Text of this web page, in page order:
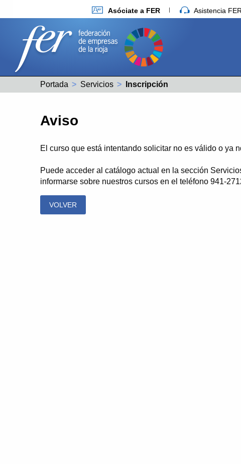
Asóciate a FER Asistencia
Portada Servicios Actual:
Inscripción
Aviso
El curso que está intentando solicitar no es válido o ya
Puede acceder al catálogo actual en la sección
informarse sobre nuestros cursos en el teléfono 941-
VOLVER